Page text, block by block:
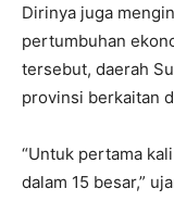
Dirinya juga
pertumbuhan
tersebut, daerah
provinsi berkaitan
“Untuk pertama
dalam 15 besar,”